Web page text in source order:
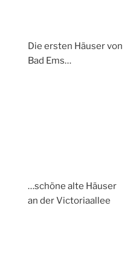
Die ersten Häuser von
Bad Ems…
…schöne alte Häuser
an der Victoriaallee